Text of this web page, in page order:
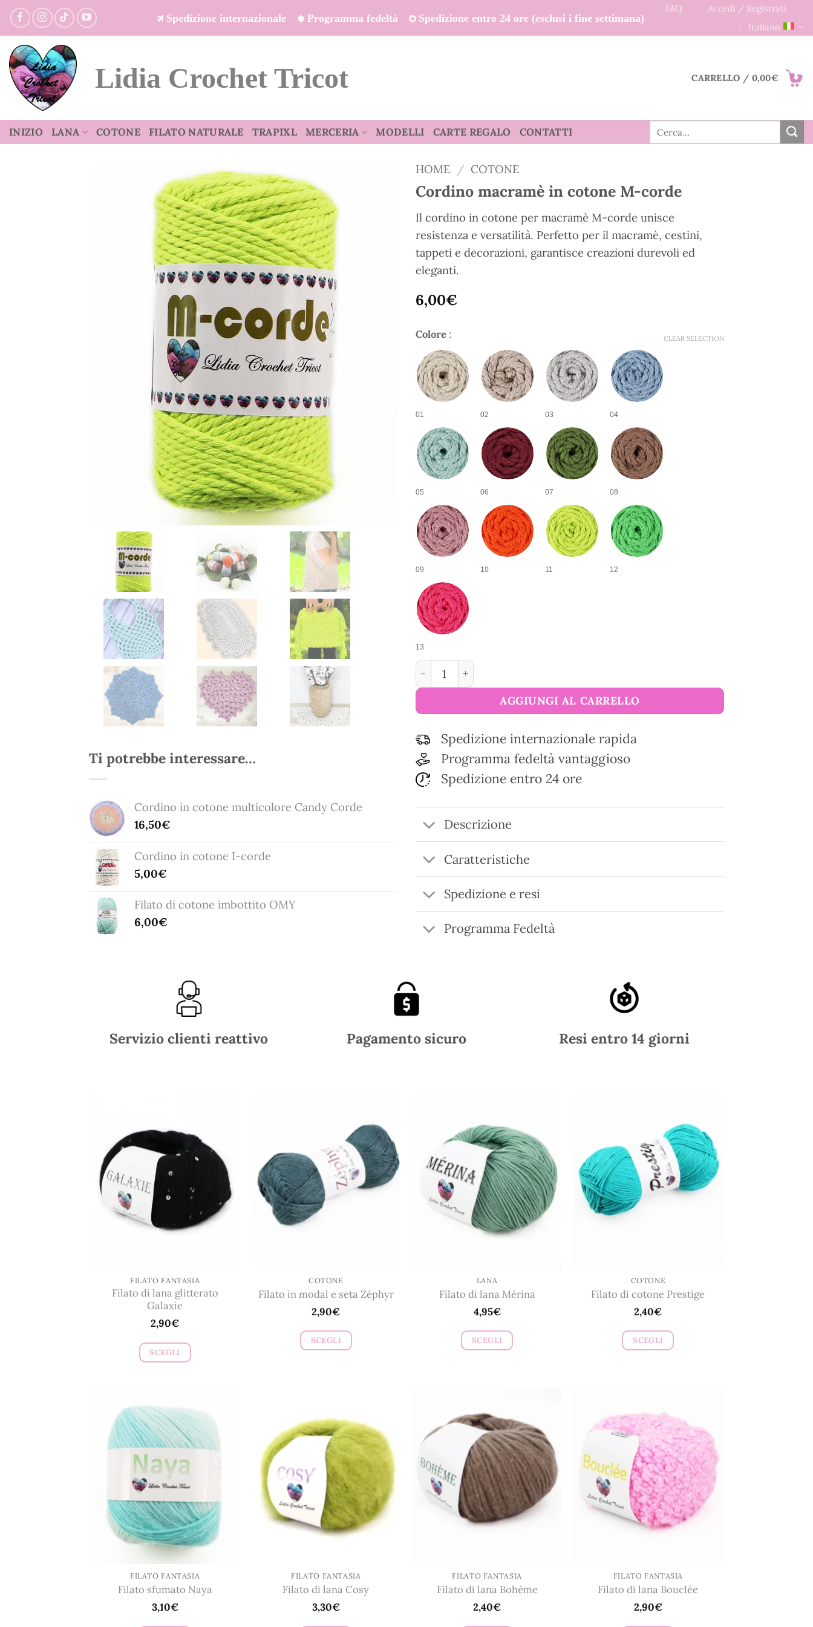
Salta
contenuti
Spedizione internazionale Programma fedeltà Spedizione entro 24 ore (esclusi i fine settimana)
FAQ
Accedi / Registrati
Italiano
Lidia Crochet Tricot CARRELLO / 0,00€
INIZIO LANA COTONE FILATO NATURALE TRAPIXL MERCERIA MODELLI CARTE REGALO CONTATTI Cerca:
Ti potrebbe interessare…
Cordino in cotone multicolore Candy Corde
16,50€
Cordino in cotone I-corde
5,00€
Filato di cotone imbottito OMY
6,00€
HOME / COTONE
Cordino macramè in cotone M-corde
Il cordino in cotone per macramè M-corde unisce
resistenza e versatilità. Perfetto per il macramè, cestini,
tappeti e decorazioni, garantisce creazioni durevoli ed
eleganti.
6,00€
Colore :
01 02 03 04
05 06 07 08
09 10 11 12
13
CLEAR SELECTION
Cordino macramè in cotone M-corde quantità
AGGIUNGI AL CARRELLO
Spedizione internazionale rapida
Programma fedeltà vantaggioso
Spedizione entro 24 ore
Descrizione
Caratteristiche
Spedizione e resi
Programma Fedeltà
Servizio clienti reattivo Pagamento sicuro Resi entro 14 giorni
FILATO FANTASIA
Filato di lana glitterato
Galaxie
2,90€
SCEGLI
più
varianti.
Le
opzioni
possono
scelte
nella
pagina
del
prodotto
COTONE
Filato in modal e seta Zéphyr
2,90€
SCEGLI
varianti.
Le
opzioni
possono
essere
scelte
nella
pagina
LANA
Filato di lana Mérina
4,95€
SCEGLI
varianti.
Le
opzioni
possono
essere
scelte
nella
pagina
COTONE
Filato di cotone Prestige
2,40€
SCEGLI
varianti.
Le
opzioni
possono
essere
scelte
nella
pagina
FILATO FANTASIA
Filato sfumato Naya
3,10€
FILATO FANTASIA
Filato di lana Cosy
3,30€
FILATO FANTASIA
Filato di lana Bohème
2,40€
FILATO FANTASIA
Filato di lana Bouclée
2,90€